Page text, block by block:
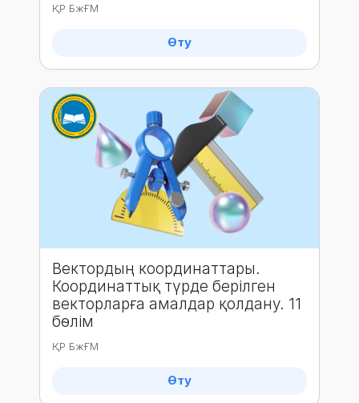
ҚР БжҒМ
Өту
Вектордың координаттары.
Координаттық түрде берілген
векторларға амалдар қолдану. 11
бөлім
ҚР БжҒМ
Өту